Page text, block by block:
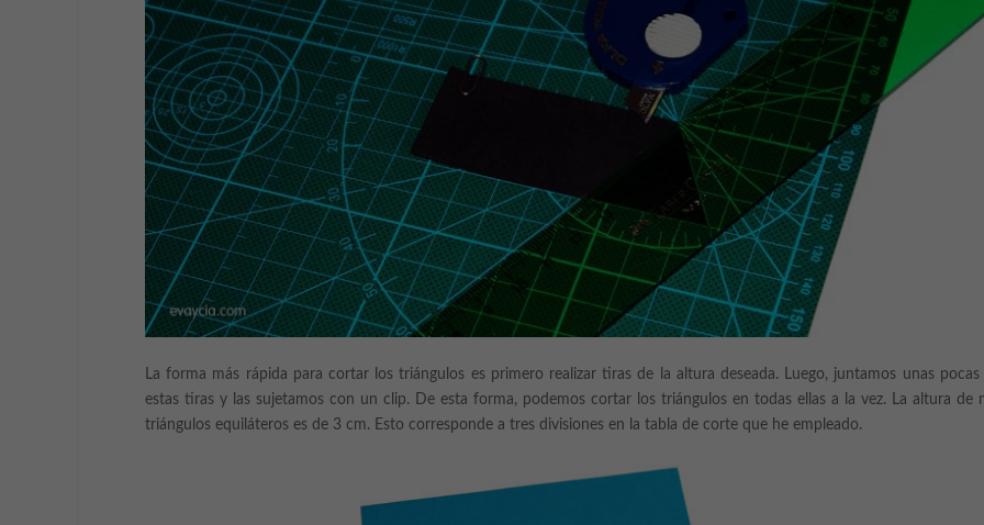
La forma más rápida para cortar los triángulos es primero realizar tiras de la altura deseada. Luego, juntamos unas pocas
estas tiras y las sujetamos con un clip. De esta forma, podemos cortar los triángulos en todas ellas a la vez. La altura de
triángulos equiláteros es de 3 cm. Esto corresponde a tres divisiones en la tabla de corte que he empleado.